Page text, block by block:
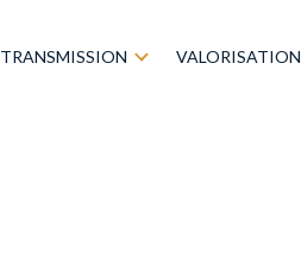
TRANSMISSION VALORISATION